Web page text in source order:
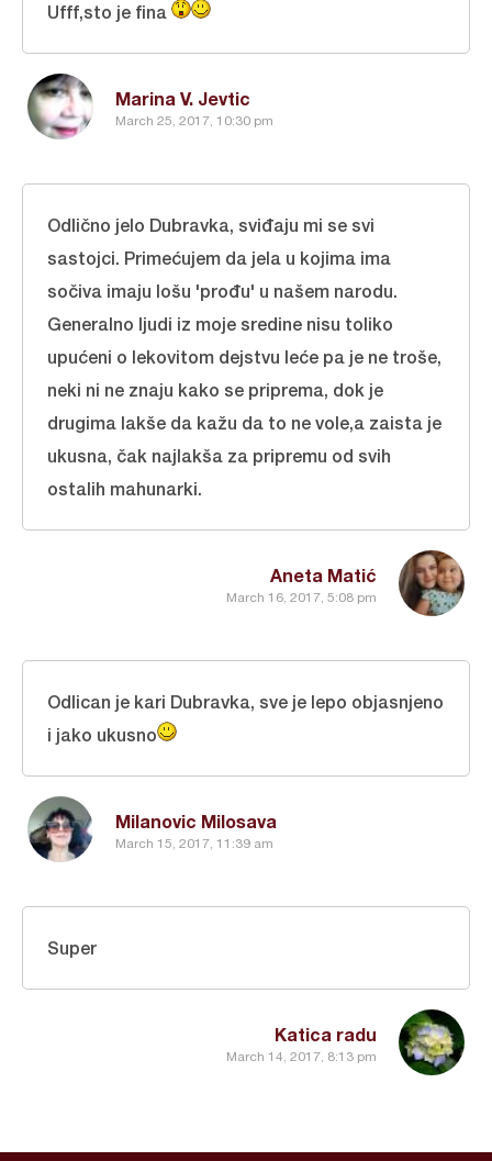
Marina V. Jevtic
March 25, 2017, 10:30 pm
Ufff,sto je fina
Aneta Matić
March 16, 2017, 5:08 pm
Odlično jelo Dubravka, sviđaju mi se svi
sastojci. Primećujem da jela u kojima ima
sočiva imaju lošu 'prođu' u našem narodu.
Generalno ljudi iz moje sredine nisu toliko
upućeni o lekovitom dejstvu leće pa je ne troše,
neki ni ne znaju kako se priprema, dok je
drugima lakše da kažu da to ne vole,a zaista je
ukusna, čak najlakša za pripremu od svih
ostalih mahunarki.
Milanovic Milosava
March 15, 2017, 11:39 am
Odlican je kari Dubravka, sve je lepo objasnjeno
i jako ukusno
Katica radu
March 14, 2017, 8:13 pm
Super